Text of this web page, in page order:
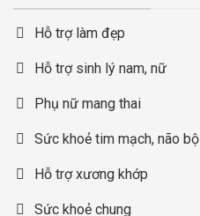
Hỗ trợ làm đẹp
Hỗ trợ sinh lý nam, nữ
Phụ nữ mang thai
Sức khoẻ tim mạch, não bộ
Hỗ trợ xương khớp
Sức khoẻ chung